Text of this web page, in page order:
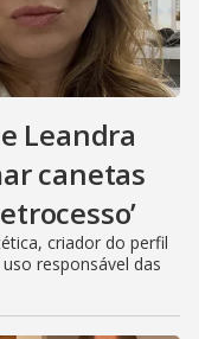
Leandra
canetas
criador do perfil
responsável das